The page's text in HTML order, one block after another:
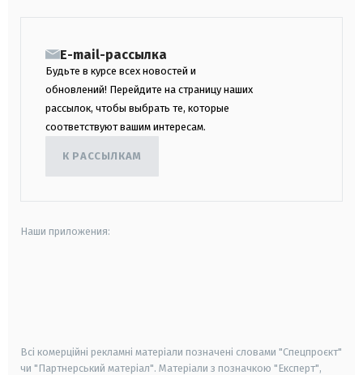
E-mail-рассылка
Будьте в курсе всех новостей и
обновлений! Перейдите на страницу наших
рассылок, чтобы выбрать те, которые
соответствуют вашим интересам.
К РАССЫЛКАМ
Наши приложения:
Всі комерційні рекламні матеріали позначені словами "Спецпроєкт"
чи "Партнерський матеріал". Матеріали з позначкою "Експерт",